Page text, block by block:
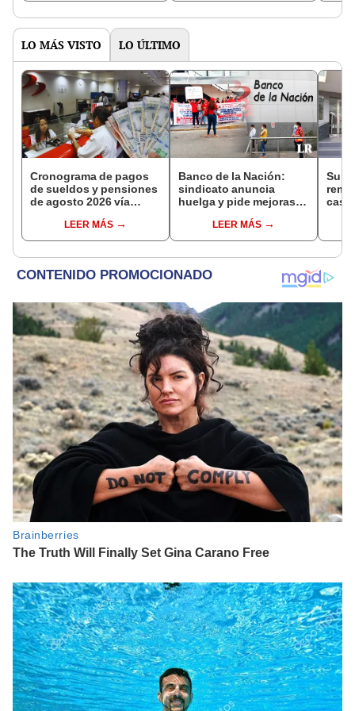
LO MÁS VISTO LO ÚLTIMO
Cronograma de pagos
de sueldos y pensiones
de agosto 2026 vía
conoce las fechas de
depósito
LEER MÁS
Banco de la Nación:
sindicato anuncia
huelga y pide mejoras
trabajadores
LEER MÁS